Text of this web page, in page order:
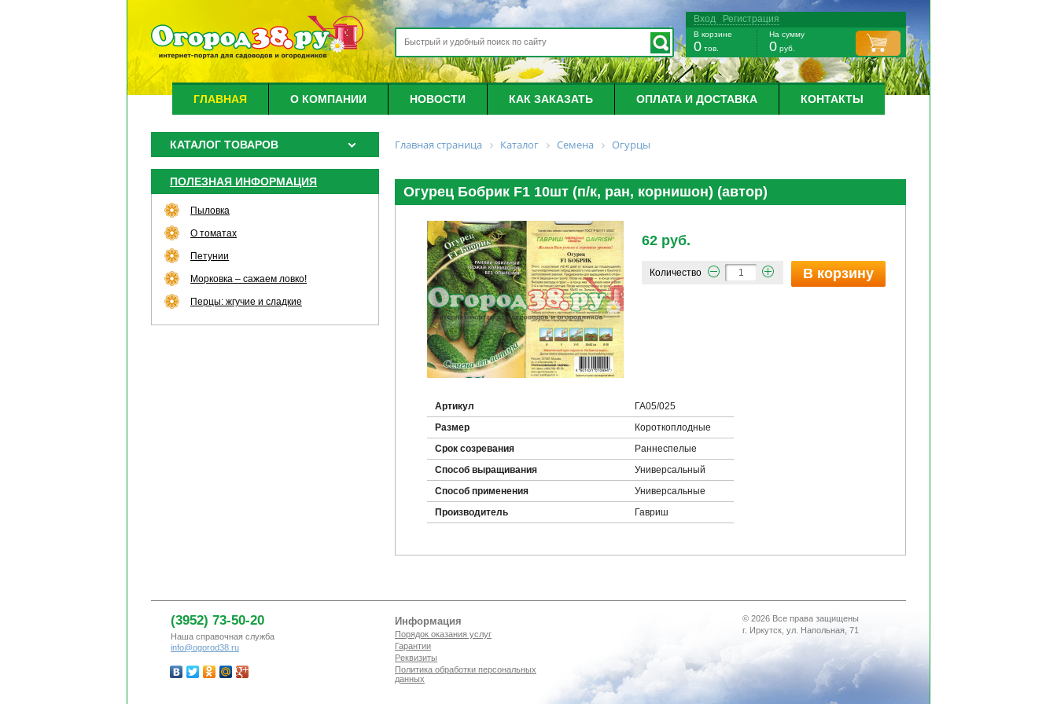
Вход / Регистрация
В корзине
0 тов.
На сумму
0 руб.
ГЛАВНАЯ О КОМПАНИИ НОВОСТИ КАК ЗАКАЗАТЬ ОПЛАТА И ДОСТАВКА КОНТАКТЫ
КАТАЛОГ ТОВАРОВ
ПОЛЕЗНАЯ ИНФОРМАЦИЯ
Пыловка
О томатах
Петунии
Морковка – сажаем ловко!
Перцы: жгучие и сладкие
Главная страница Каталог Семена Огурцы
Огурец Бобрик F1 10шт (п/к, ран, корнишон) (автор)
62 руб.
Количество В корзину
Артикул
ГА05/025
Размер
Короткоплодные
Срок созревания
Раннеспелые
Способ выращивания
Универсальный
Способ применения
Универсальные
Производитель
Гавриш
(3952) 73-50-20
Наша справочная служба
info@ogorod38.ru
Информация
Порядок оказания услуг
Гарантии
Реквизиты
Политика обработки персональных
данных
© 2026 Все права защищены
г. Иркутск, ул. Напольная, 71